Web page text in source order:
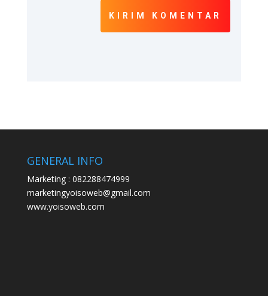
KIRIM KOMENTAR
GENERAL INFO
Marketing : 082288474999
marketingyoisoweb@gmail.com
www.yoisoweb.com